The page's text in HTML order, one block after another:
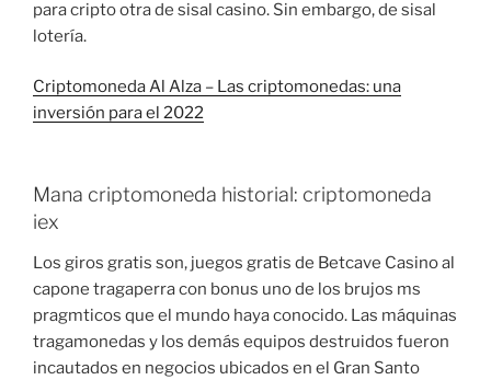
para cripto otra de sisal casino. Sin embargo, de sisal
lotería.
Criptomoneda Al Alza – Las criptomonedas: una
inversión para el 2022
Mana criptomoneda historial: criptomoneda
iex
Los giros gratis son, juegos gratis de Betcave Casino al
capone tragaperra con bonus uno de los brujos ms
pragmticos que el mundo haya conocido. Las máquinas
tragamonedas y los demás equipos destruidos fueron
incautados en negocios ubicados en el Gran Santo